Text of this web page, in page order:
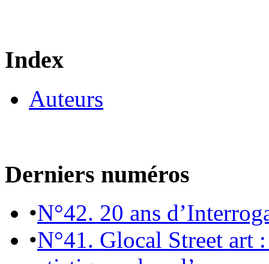
Index
Auteurs
Derniers numéros
•N°42. 20 ans
•N°41. Glocal Street art